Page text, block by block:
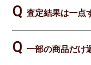
査定結果は一点
一部の商品だけ